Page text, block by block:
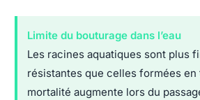
Limite du bouturage dans l’eau
Les racines aquatiques sont plus
résistantes que celles formées en
mortalité augmente lors du